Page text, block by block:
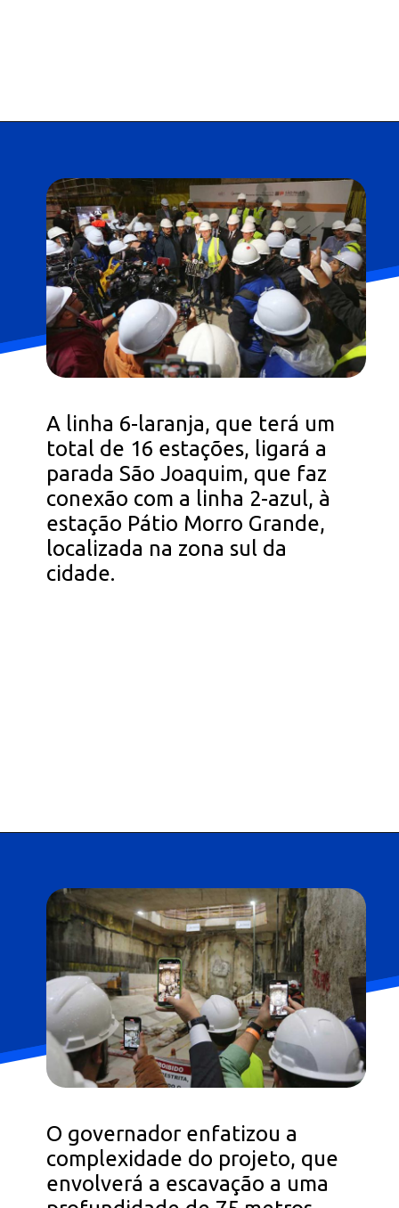
A linha 6-laranja, que terá um
total de 16 estações, ligará a
parada São Joaquim, que faz
conexão com a linha 2-azul, à
estação Pátio Morro Grande,
localizada na zona sul da
cidade.
O governador enfatizou a
complexidade do projeto, que
envolverá a escavação a uma